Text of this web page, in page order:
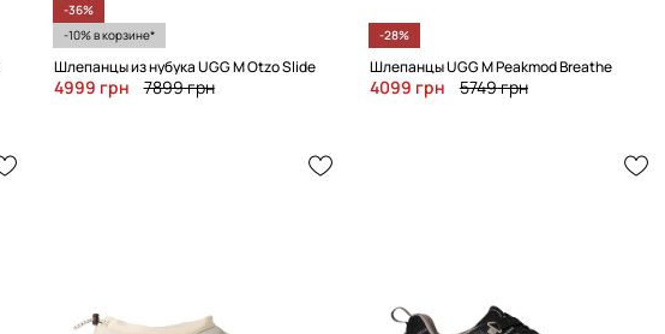
-36%
-10% в корзине*
Шлепанцы из нубука UGG M Otzo Slide
4999 грн 7899 грн
-28%
Шлепанцы UGG M Peakmod Breathe
4099 грн 5749 грн